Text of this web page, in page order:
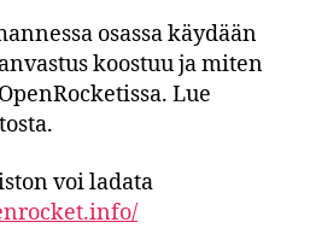
osassa käydään
koostuu ja miten
Lue
voi ladata